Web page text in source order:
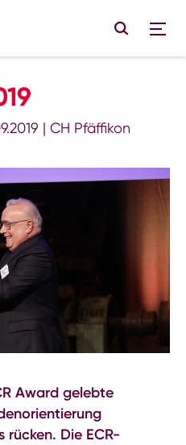
| CH Pfäffikon
Award gelebte
rücken. Die ECR-